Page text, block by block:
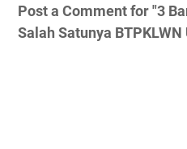
Post a Comment for "3
Salah Satunya